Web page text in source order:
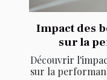
Impact des
sur la
Découvrir
sur la